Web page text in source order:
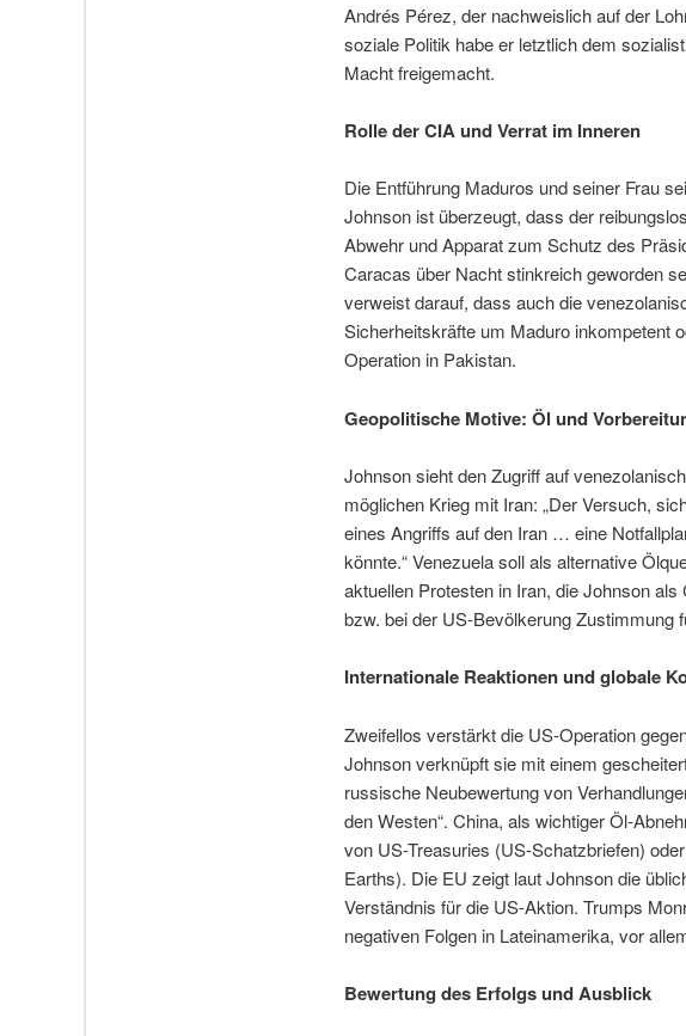
Andrés Pérez, der nachweislich auf der
soziale Politik habe er letztlich dem
Macht freigemacht.
Rolle der CIA und Verrat im Inneren
Die Entführung Maduros und seiner Frau
Johnson ist überzeugt, dass der
Abwehr und Apparat zum Schutz des
Caracas über Nacht stinkreich geworden
verweist darauf, dass auch die
Sicherheitskräfte um Maduro inkompetent
Operation in Pakistan.
Geopolitische Motive: Öl und
Johnson sieht den Zugriff auf
möglichen Krieg mit Iran: „Der Versuch,
eines Angriffs auf den Iran … eine
könnte.“ Venezuela soll als alternative
aktuellen Protesten in Iran, die Johnson
bzw. bei der US-Bevölkerung Zustimmung
Internationale Reaktionen und globale
Zweifellos verstärkt die US-Operation
Johnson verknüpft sie mit einem
russische Neubewertung von
den Westen“. China, als wichtiger Öl-
von US-Treasuries (US-Schatzbriefen)
Earths). Die EU zeigt laut Johnson die
Verständnis für die US-Aktion. Trumps
negativen Folgen in Lateinamerika, vor
Bewertung des Erfolgs und Ausblick